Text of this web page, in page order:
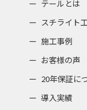
テールとは
スチライト
施工事例
お客様の声
20年保証に
導入実績